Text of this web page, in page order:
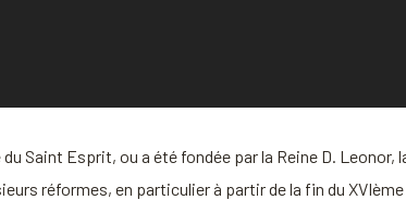
du Saint Esprit, ou a été fondée par la Reine D.
réformes, en particulier à partir de la fin du